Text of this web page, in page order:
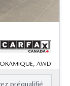
AWD
préqualifié